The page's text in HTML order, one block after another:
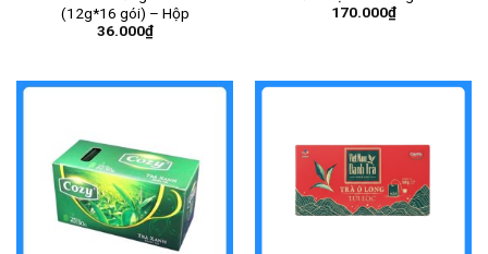
(12g*16 gói) – Hộp
36.000₫
170.000₫